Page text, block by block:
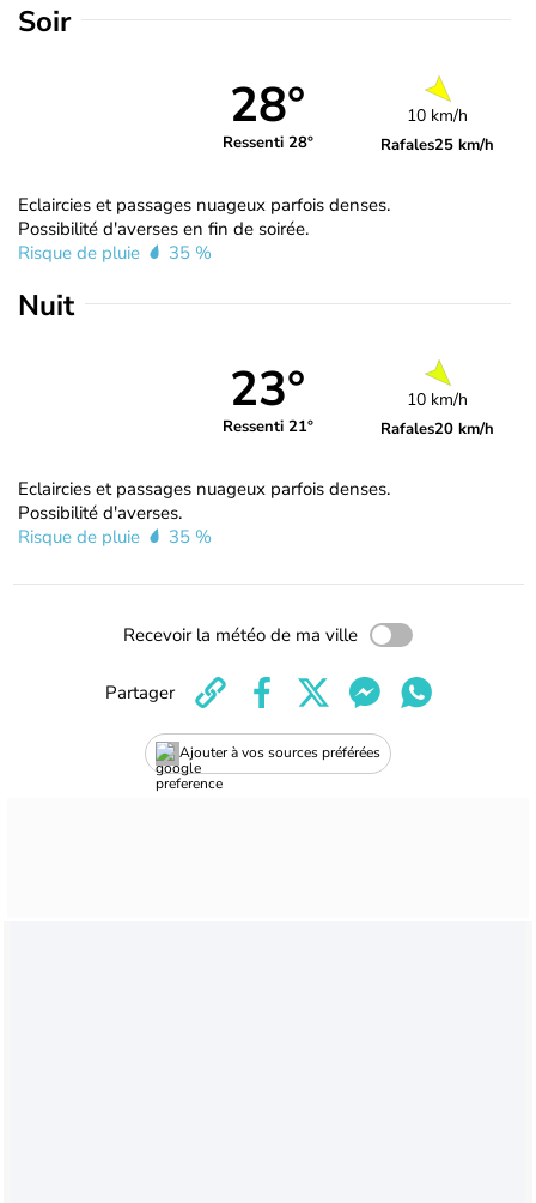
Soir
28°
Ressenti 28°
10 km/h
Rafales25 km/h
Eclaircies et passages nuageux parfois denses.
Possibilité d'averses en fin de soirée.
Risque de pluie
35 %
Nuit
23°
Ressenti 21°
10 km/h
Rafales20 km/h
Eclaircies et passages nuageux parfois denses.
Possibilité d'averses.
Risque de pluie
35 %
Recevoir la météo de ma ville
Ajouter à vos sources préférées
Partager